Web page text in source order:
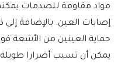
مواد مقاومة للصدمات
إصابات العين. بالإضافة إلى
حماية العينين من الأشعة
يمكن أن تسبب أضرارا طويلة